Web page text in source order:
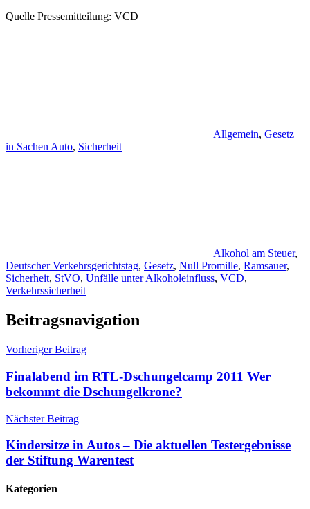
Quelle Pressemitteilung: VCD
Allgemein, Gesetz
in Sachen Auto, Sicherheit
Alkohol am Steuer,
Deutscher Verkehrsgerichtstag, Gesetz, Null Promille, Ramsauer,
Sicherheit, StVO, Unfälle unter Alkoholeinfluss, VCD,
Verkehrssicherheit
Beitragsnavigation
Vorheriger Beitrag
Finalabend im RTL-Dschungelcamp 2011 Wer
bekommt die Dschungelkrone?
Nächster Beitrag
Kindersitze in Autos – Die aktuellen Testergebnisse
der Stiftung Warentest
Kategorien